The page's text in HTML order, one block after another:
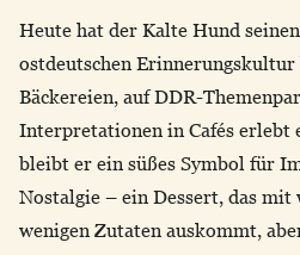
Heute hat der Kalte Hund
ostdeutschen
Bäckereien, auf DDR-
Interpretationen in Cafés erlebt
bleibt er ein süßes Symbol für
Nostalgie – ein Dessert, das mit
wenigen Zutaten auskommt,